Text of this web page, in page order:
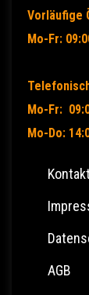
Vorläufige
Mo-Fr:
Mo-Fr:
Mo-Do:
Kontakt
AGB